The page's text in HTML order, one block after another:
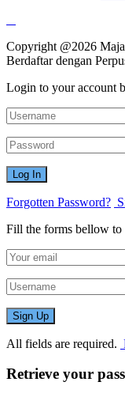
Copyright @2026
Berdaftar dengan
Login to your account
Forgotten Password?
Fill the forms bellow to
All fields are required.
Retrieve your